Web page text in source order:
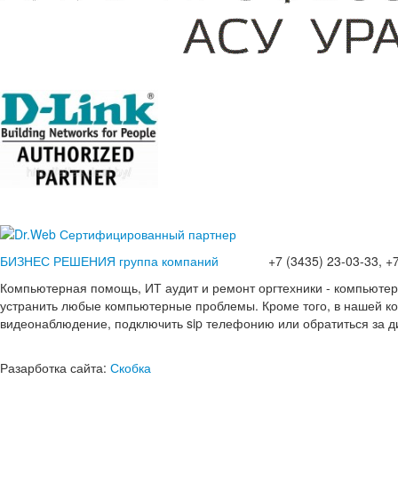
БИЗНЕС РЕШЕНИЯ группа компаний +7 (3435) 23-03-33,
Компьютерная помощь, ИТ аудит и ремонт оргтехники -
устранить любые компьютерные проблемы. Кроме того, в нашей
видеонаблюдение, подключить sip телефонию или обратиться за
Разарботка сайта: Скобка